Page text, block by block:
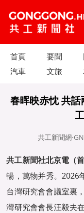
首頁 要聞
汽車
文旅
春晖映赤忱 共
共工新聞網
共工新聞社北京電（
暢，萬物并秀。2026
台灣研究會會議室裏
灣研究會會長汪毅夫